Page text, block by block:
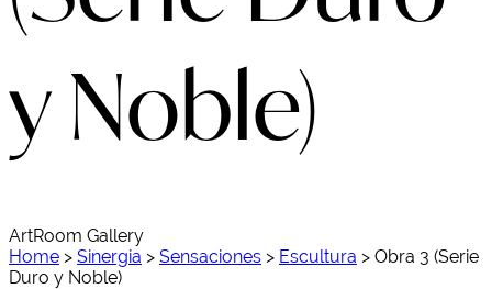
y Noble)
ArtRoom Gallery
Home > Sinergia > Sensaciones > Escultura > Obra 3 (Serie
Duro y Noble)